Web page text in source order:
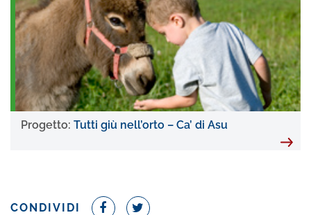
Progetto: Tutti giù nell’orto – Ca’ di Asu
CONDIVIDI